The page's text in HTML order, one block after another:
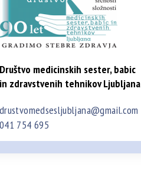
Društvo medicinskih sester, babic
in zdravstvenih tehnikov Ljubljana
drustvomedsesljubljana@gmail.com
041 754 695